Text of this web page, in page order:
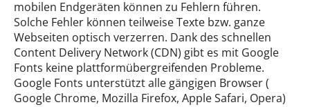
mobilen Endgeräten können zu Fehlern führen.
Solche Fehler können teilweise Texte bzw. ganze
Webseiten optisch verzerren. Dank des schnellen
Content Delivery Network (CDN) gibt es mit Google
Fonts keine plattformübergreifenden Probleme.
Google Fonts unterstützt alle gängigen Browser (
Google Chrome, Mozilla Firefox, Apple Safari, Opera)